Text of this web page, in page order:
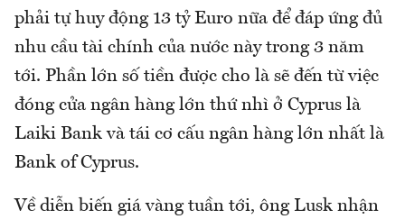
phải tự huy động 13 tỷ Euro nữa để đáp ứng đủ
nhu cầu tài chính của nước này trong 3 năm
tới. Phần lớn số tiền được cho là sẽ đến từ việc
đóng cửa ngân hàng lớn thứ nhì ở Cyprus là
Laiki Bank và tái cơ cấu ngân hàng lớn nhất là
Bank of Cyprus.
Về diễn biến giá vàng tuần tới, ông Lusk nhận